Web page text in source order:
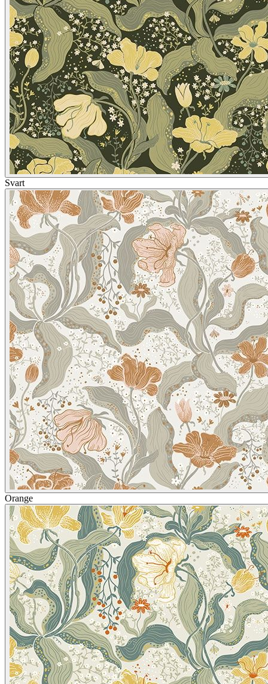
Svart
Orange